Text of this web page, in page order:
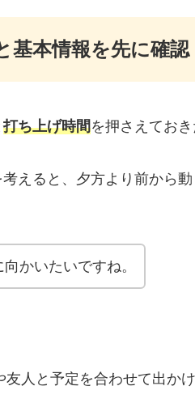
基本情報を先に確認
打ち上げ時間を押さえておき
えると、夕方より前から
かいたいですね。
人と予定を合わせて出か